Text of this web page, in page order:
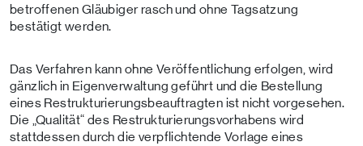
betroffenen Gläubiger rasch und ohne Tagsatzung
bestätigt werden.
Das Verfahren kann ohne Veröffentlichung erfolgen, wird
gänzlich in Eigenverwaltung geführt und die Bestellung
eines Restrukturierungsbeauftragten ist nicht vorgesehen.
Die „Qualität“ des Restrukturierungsvorhabens wird
stattdessen durch die verpflichtende Vorlage eines